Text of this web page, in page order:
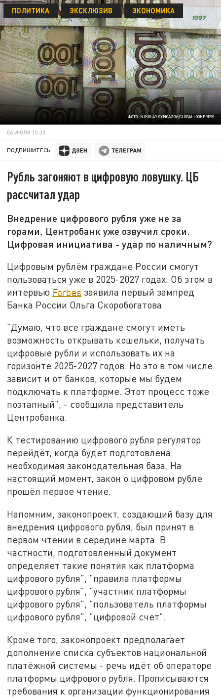
ФОТО: NIKOLAY GYNGAZOV/GLOBALLOOKPRESS
ПОЛИТИКА ЭКСКЛЮЗИВ ЭКОНОМИКА
06 ИЮЛЯ 10:30
ПОДПИШИТЕСЬ:
Рубль загоняют в цифровую ловушку. ЦБ
рассчитал удар
Внедрение цифрового рубля уже не за
горами. Центробанк уже озвучил сроки.
Цифровая инициатива - удар по наличным?
Цифровым рублём граждане России смогут
пользоваться уже в 2025-2027 годах. Об этом в
интервью Forbes заявила первый зампред
Банка России Ольга Скоробогатова.
"Думаю, что все граждане смогут иметь
возможность открывать кошельки, получать
цифровые рубли и использовать их на
горизонте 2025-2027 годов. Но это в том числе
зависит и от банков, которые мы будем
подключать к платформе. Этот процесс тоже
поэтапный", - сообщила представитель
Центробанка.
К тестированию цифрового рубля регулятор
перейдёт, когда будет подготовлена
необходимая законодательная база. На
настоящий момент, закон о цифровом рубле
прошёл первое чтение.
Напомним, законопроект, создающий базу для
внедрения цифрового рубля, был принят в
первом чтении в середине марта. В
частности, подготовленный документ
определяет такие понятия как платформа
цифрового рубля", "правила платформы
цифрового рубля", "участник платформы
цифрового рубля", "пользователь платформы
цифрового рубля", "цифровой счет".
Кроме того, законопроект предполагает
дополнение списка субъектов национальной
платёжной системы - речь идёт об операторе
платформы цифрового рубля. Прописываются
требования к организации функционирования